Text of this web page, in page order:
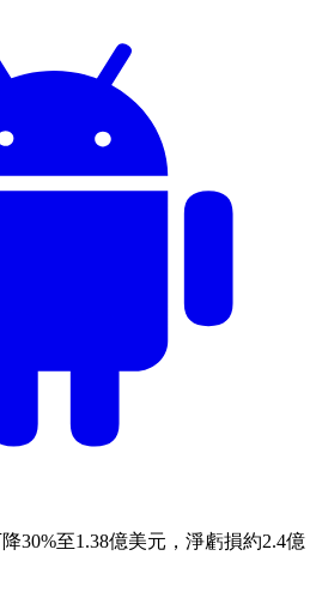
30%至1.38億美元，淨虧損約2.4億